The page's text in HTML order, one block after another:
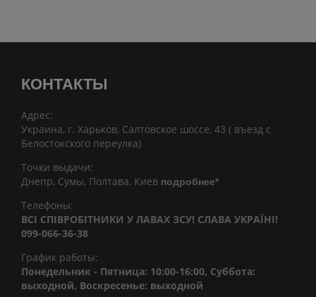
КОНТАКТЫ
Адрес:
Украина, г. Харьков, Салтовское шоссе, 43 ( въезд с
Белостокского переулка)
Точки выдачи:
Днепр, Сумы, Полтава, Киев подробнее*
Телефоны:
ВСІ СПІВРОБІТНИКИ У ЛАВАХ ЗСУ! СЛАВА УКРАЇНІ!
099-066-36-38
График работы:
Понедельник - Пятница: 10:00-16:00, Суббота:
выходной, Воскресенье: выходной